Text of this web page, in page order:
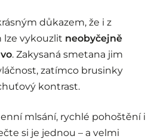
důkazem, že i z
lze vykouzlit neobyčejně
. Zakysaná smetana jim
zatímco brusinky
kontrast.
mlsání, rychlé pohoštění i
si je jednou – a velmi